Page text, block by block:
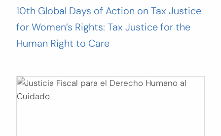
10th Global Days of Action on Tax Justice
for Women’s Rights: Tax Justice for the
Human Right to Care